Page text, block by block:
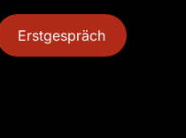
Erstgespräch